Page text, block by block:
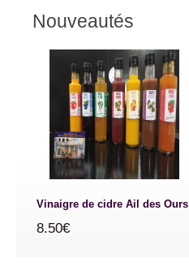
Nouveautés
Vinaigre de cidre Ail des Ours
8.50€